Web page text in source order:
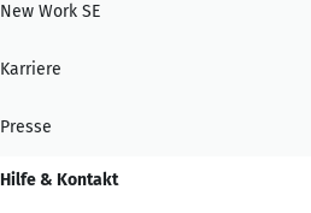
New Work SE
Karriere
Presse
Hilfe & Kontakt